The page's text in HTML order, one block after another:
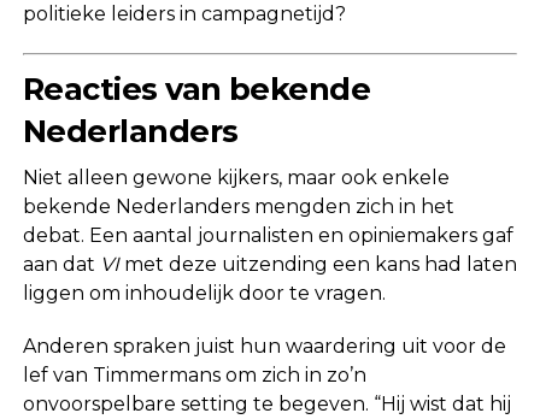
politieke leiders in campagnetijd?
Reacties van bekende
Nederlanders
Niet alleen gewone kijkers, maar ook enkele
bekende Nederlanders mengden zich in het
debat. Een aantal journalisten en opiniemakers gaf
aan dat VImet deze uitzending een kans had laten
liggen om inhoudelijk door te vragen.
Anderen spraken juist hun waardering uit voor de
lef van Timmermans om zich in zo’n
onvoorspelbare setting te begeven. “Hij wist dat hij